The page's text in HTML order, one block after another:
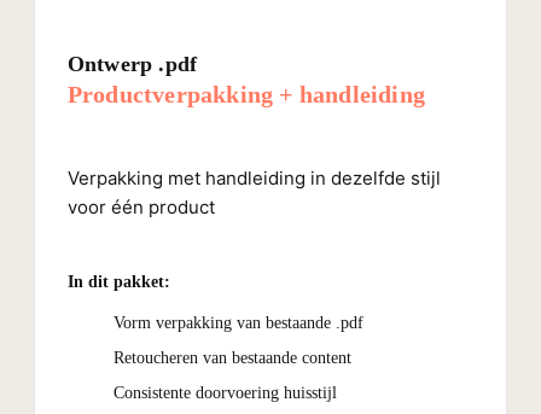
Ontwerp .pdf
Productverpakking + handleiding
Verpakking met handleiding in dezelfde stijl
voor één product
In dit pakket:
Vorm verpakking van bestaande .pdf
Retoucheren van bestaande content
Consistente doorvoering huisstijl